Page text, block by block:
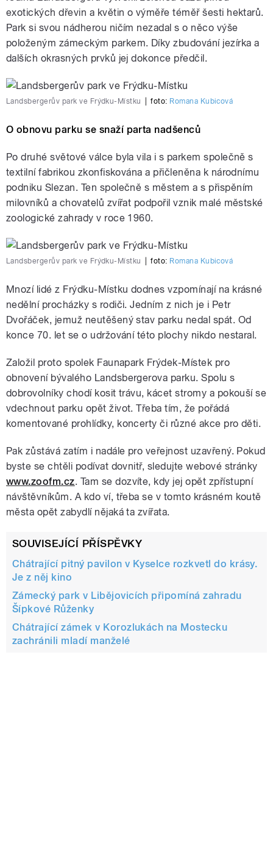
exotických dřevin a květin o výměře téměř šesti hektarů.
Park si svou nádherou ničím nezadal s o něco výše
položeným zámeckým parkem. Díky zbudování jezírka a
dalších okrasných prvků jej dokonce předčil.
Landsbergerův park ve Frýdku-Místku foto: Romana Kubicová
O obnovu parku se snaží parta nadšenců
Po druhé světové válce byla vila i s parkem společně s
textilní fabrikou zkonfiskována a přičleněna k národnímu
podniku Slezan. Ten společně s městem a s přispěním
milovníků a chovatelů zvířat podpořil vznik malé městské
zoologické zahrady v roce 1960.
Landsbergerův park ve Frýdku-Místku foto: Romana Kubicová
Mnozí lidé z Frýdku-Místku dodnes vzpomínají na krásné
nedělní procházky s rodiči. Jedním z nich je i Petr
Dvořáček, jemuž neutěšený stav parku nedal spát. Od
konce 70. let se o udržování této plochy nikdo nestaral.
Založil proto spolek Faunapark Frýdek-Místek pro
obnovení bývalého Landsbergerova parku. Spolu s
dobrovolníky chodí kosit trávu, kácet stromy a pokouší se
vdechnout parku opět život. Třeba tím, že pořádá
komentované prohlídky, koncerty či různé akce pro děti.
Pak zůstává zatím i nadále pro veřejnost uzavřený. Pokud
byste se chtěli podívat dovnitř, sledujte webové stránky
www.zoofm.cz. Tam se dozvíte, kdy jej opět zpřístupní
návštěvníkům. A kdo ví, třeba se v tomto krásném koutě
města opět zabydlí nějaká ta zvířata.
SOUVISEJÍCÍ PŘÍSPĚVKY
Chátrající pitný pavilon v Kyselce rozkvetl do krásy.
Je z něj kino
Zámecký park v Libějovicích připomíná zahradu
Šípkové Růženky
Chátrající zámek v Korozlukách na Mostecku
zachránili mladí manželé